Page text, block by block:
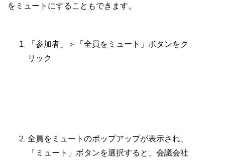
をミュートにすることもできます。
「参加者」＞「全員をミュート」ボタンをク
リック
全員をミュートのポップアップが表示され、
「ミュート」ボタンを選択すると、会議会社